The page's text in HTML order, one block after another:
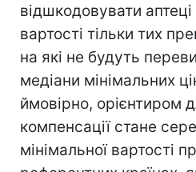
відшкодовувати
вартості тільки тих
на які не будуть
медіани мінімальних
ймовірно, орієнтиром
компенсації стане
мінімальної вартості